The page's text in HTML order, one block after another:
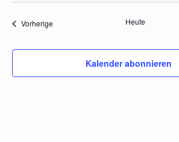
VorherigeVeranstaltungen Heute
Kalender abonnieren